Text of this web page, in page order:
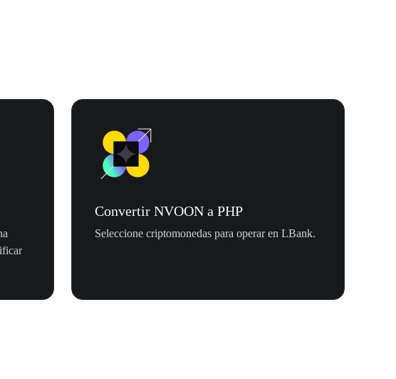
Convertir NVOON a PHP
Seleccione criptomonedas para operar en LBank.